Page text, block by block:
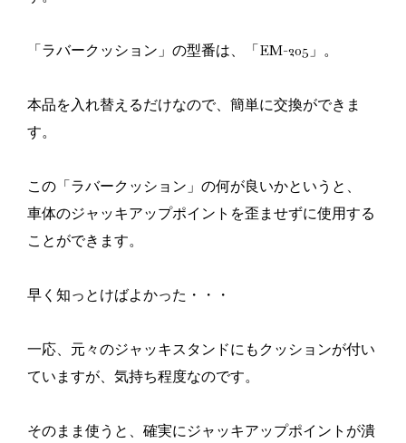
「ラバークッション」の型番は、「EM-205」。
本品を入れ替えるだけなので、簡単に交換ができま
す。
この「ラバークッション」の何が良いかというと、
車体のジャッキアップポイントを歪ませずに使用する
ことができます。
早く知っとけばよかった・・・
一応、元々のジャッキスタンドにもクッションが付い
ていますが、気持ち程度なのです。
そのまま使うと、確実にジャッキアップポイントが潰